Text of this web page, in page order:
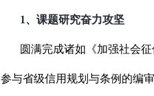
1、 课题研究奋力攻坚
圆满完成诸如《加强社会
参与省级信用规划与条例的编